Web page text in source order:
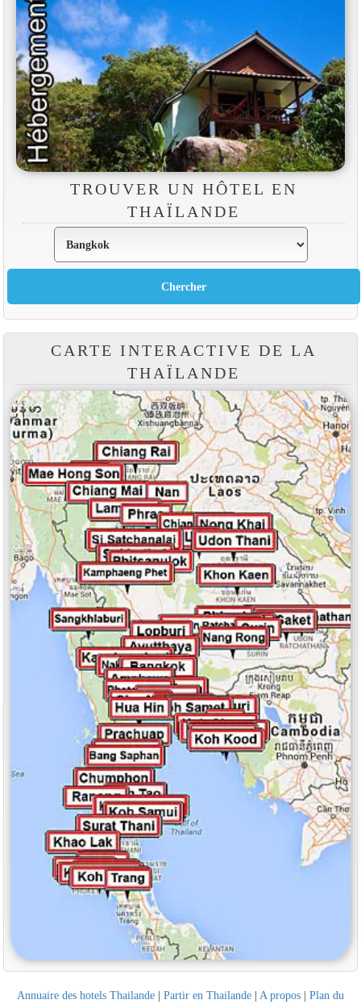
TROUVER UN HÔTEL EN
THAÏLANDE
CARTE INTERACTIVE DE LA
THAÏLANDE
Annuaire des hotels Thailande | Partir en Thailande | A propos | Plan du